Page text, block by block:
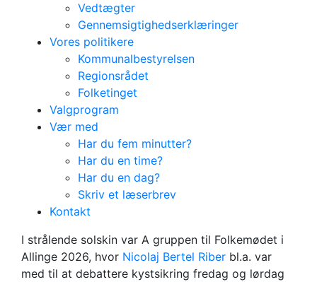
Vedtægter
Gennemsigtighedserklæringer
Vores politikere
Kommunalbestyrelsen
Regionsrådet
Folketinget
Valgprogram
Vær med
Har du fem minutter?
Har du en time?
Har du en dag?
Skriv et læserbrev
Kontakt
Folkemødet på
Bornholm 2026
I strålende solskin var A gruppen til Folkemødet i
Allinge 2026, hvor Nicolaj Bertel Riber bl.a. var
med til at debattere kystsikring fredag og lørdag